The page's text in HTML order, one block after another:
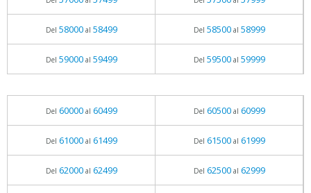
Del 58000al 58499 Del 58500al 58999
Del 59000al 59499 Del 59500al 59999
Del 60000al 60499 Del 60500al 60999
Del 61000al 61499 Del 61500al 61999
Del 62000al 62499 Del 62500al 62999